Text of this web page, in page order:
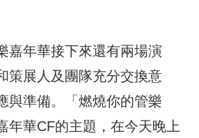
嘉年華接下來還有兩場演
策展人及團隊充分交換意
與準備。「燃燒你的管樂
年華CF的主題，在今天晚上